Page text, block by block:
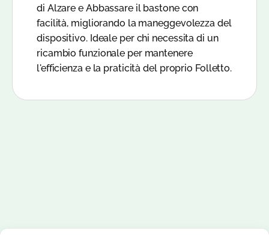
di Alzare e Abbassare il bastone con
facilità, migliorando la maneggevolezza del
dispositivo. Ideale per chi necessita di un
ricambio funzionale per mantenere
l'efficienza e la praticità del proprio Folletto.